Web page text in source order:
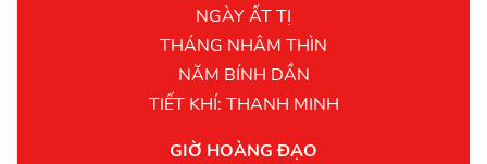
NGÀY ẤT TỊ
THÁNG NHÂM THÌN
NĂM BÍNH DẦN
TIẾT KHÍ: THANH MINH
GIỜ HOÀNG ĐẠO